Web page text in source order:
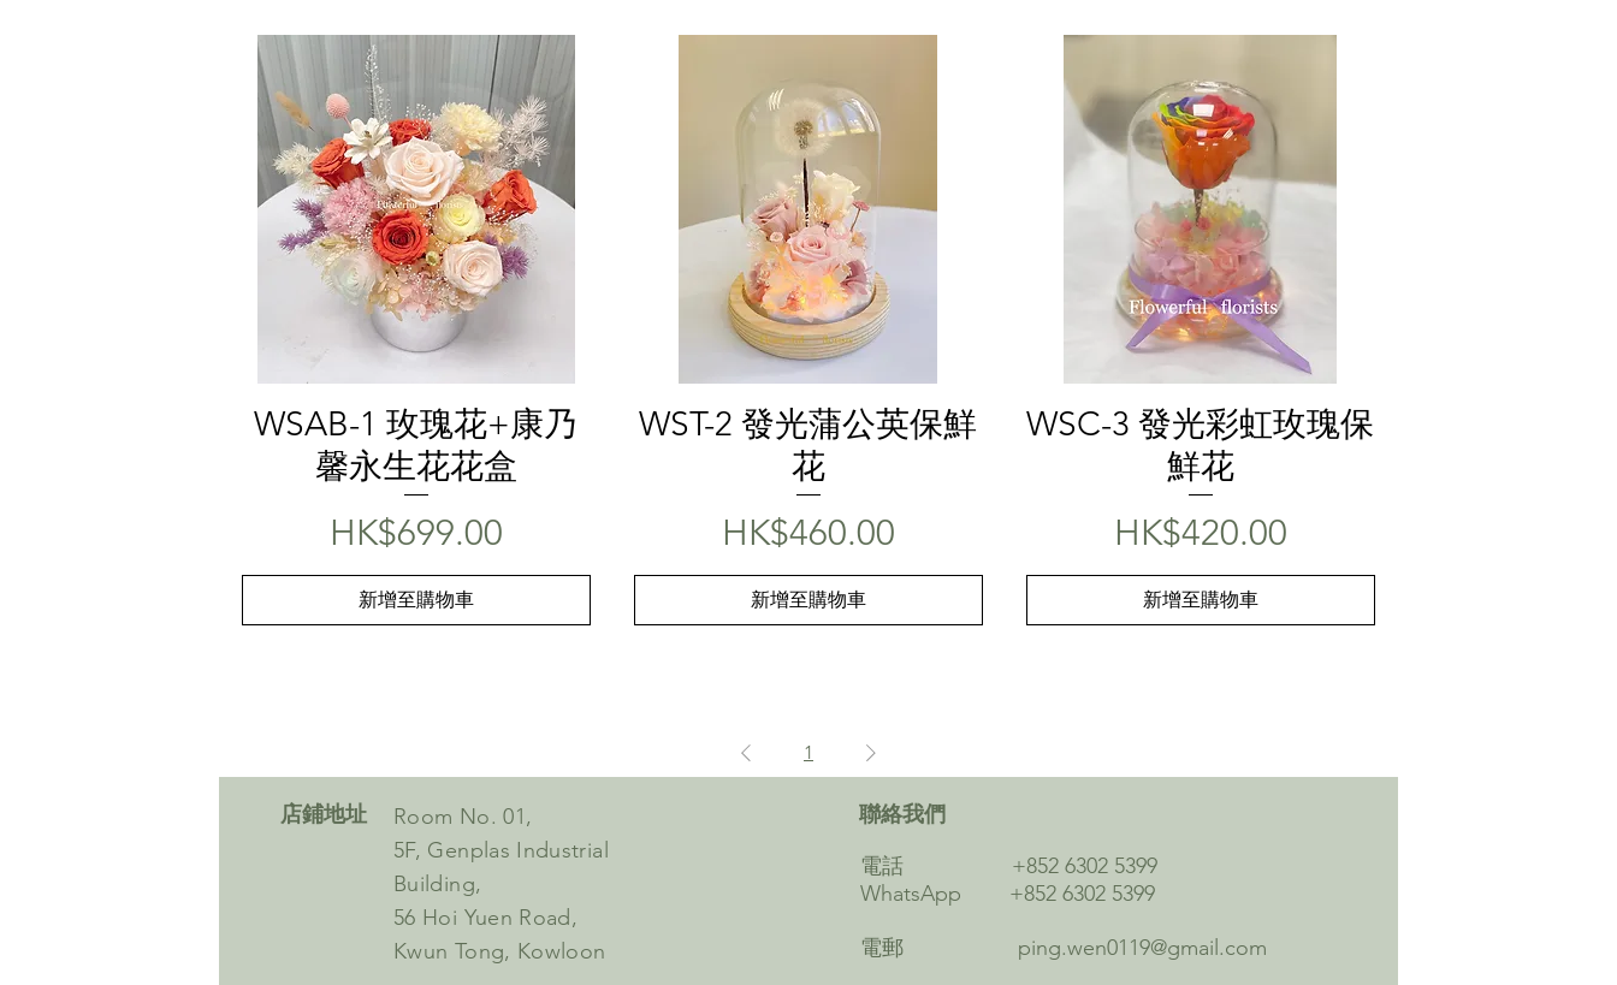
快速瀏覽
WSAB-1 玫瑰花+康乃
馨永生花花盒
價格
HK$699.00
新增至購物車
快速瀏覽
WST-2 發光蒲公英保鮮
花
價格
HK$460.00
新增至購物車
快速瀏覽
WSC-3 發光彩虹玫瑰保
鮮花
價格
HK$420.00
新增至購物車
1
​店鋪地址
Room No. 01,
5F, Genplas Industrial
Building,
56 Hoi Yuen Road,
Kwun Tong, Kowloon
​聯絡我們
電話 +852 6302 5399
WhatsApp +852 6302 5399
電郵 ping.wen0119@gmail.com